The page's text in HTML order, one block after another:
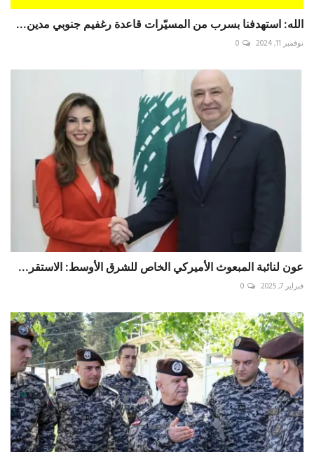
الله: استهدفنا بسرب من المسيّرات قاعدة رغفيم جنوبي مدين...
نوفمبر 11, 2024 0
عون لنائبة المبعوث الأميركي الخاص للشرق الأوسط: الاستقر...
فبراير 7, 2025 0